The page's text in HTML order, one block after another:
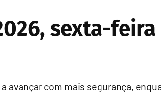
sexta-feira
avançar com mais segurança,